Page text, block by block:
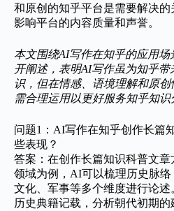
和原创的知乎平台是需要解决的
影响平台的内容质量和声誉。
本文围绕AI写作在知乎的应用场
开阐述，表明AI写作虽为知乎带
识，但在情感、语境理解和原创
需合理运用以更好服务知乎知识
问题1：AI写作在知乎创作长篇
些表现？
答案：在创作长篇知识科普文
领域为例，AI可以梳理历史脉络
文化、军事等多个维度进行论述
历史典籍记载，分析朝代初期